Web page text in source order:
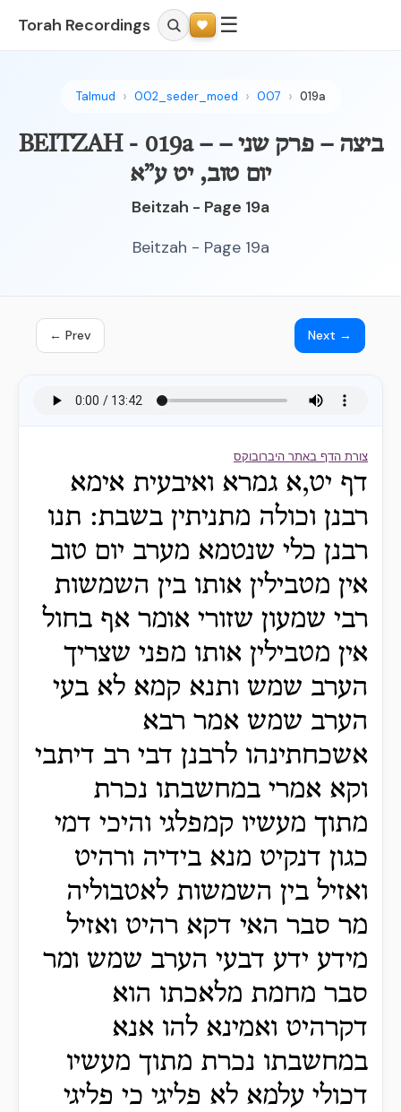
Torah Recordings ☰
Talmud 002_seder_moed 007 019a
BEITZAH - 019a – ביצה – פרק שני –
יום טוב, יט ע”א
Beitzah - Page 19a
Beitzah - Page 19a
← Prev Next →
צורת הדף באתר היברובוקס
דף יט,א גמרא ואיבעית אימא
רבנן וכולה מתניתין בשבת: תנו
רבנן כלי שנטמא מערב יום טוב
אין מטבילין אותו בין השמשות
רבי שמעון שזורי אומר אף בחול
אין מטבילין אותו מפני שצריך
הערב שמש ותנא קמא לא בעי
הערב שמש אמר רבא
אשכחתינהו לרבנן דבי רב דיתבי
וקא אמרי במחשבתו נכרת
מתוך מעשיו קמפלגי והיכי דמי
כגון דנקיט מנא בידיה ורהיט
ואזיל בין השמשות לאטבוליה
מר סבר האי דקא רהיט ואזיל
מידע ידע דבעי הערב שמש ומר
סבר מחמת מלאכתו הוא
דקרהיט ואמינא להו אנא
במחשבתו נכרת מתוך מעשיו
דכולי עלמא לא פליגי כי פליגי